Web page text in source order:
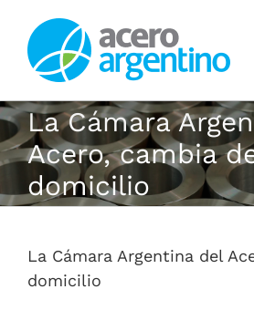
contenido
La Cámara
Acero, cambia
domicilio
La Cámara Argentina del
domicilio